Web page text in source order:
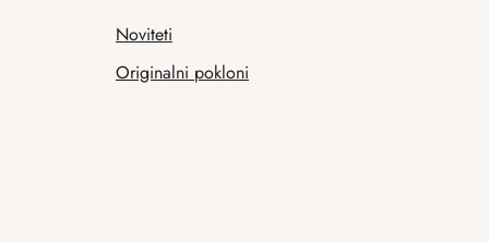
Noviteti
Originalni pokloni